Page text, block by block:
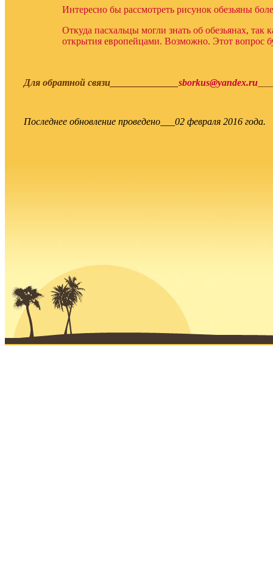
Интересно бы рассмотреть рисунок обезьяны
Откуда пасхальцы могли знать об обезьянах,
открытия европейцами. Возможно. Этот вопрос
Для обратной связи______________ sborkus@yandex.ru
Последнее обновление проведено___02 февраля 2016 года.